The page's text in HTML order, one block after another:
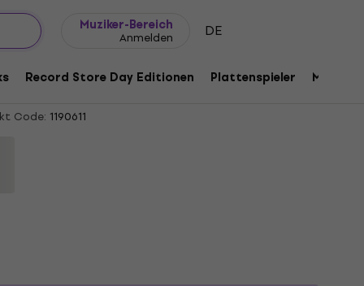
Muziker-Bereich
Anmelden DE
Record Store Day Editionen Plattenspieler Musik
From The Kitchen Disco: Sophie
Hits (Gatefold Sleeve) (Pink
Code: 1190611